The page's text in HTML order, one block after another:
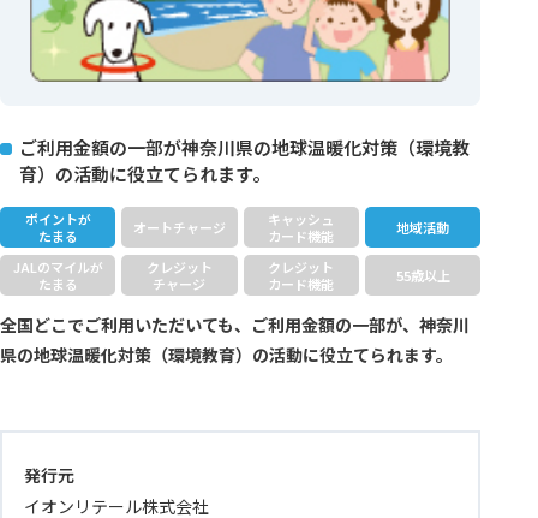
ご利用金額の一部が神奈川県の地球温暖化対策（環境教
育）の活動に役立てられます。
ポイントが
たまる
オートチャージ
キャッシュ
カード機能
地域活動
JALのマイルが
たまる
クレジット
チャージ
クレジット
カード機能
55歳以上
全国どこでご利用いただいても、ご利用金額の一部が、神奈川
県の地球温暖化対策（環境教育）の活動に役立てられます。
発行元
イオンリテール株式会社